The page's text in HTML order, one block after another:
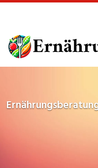
main
content